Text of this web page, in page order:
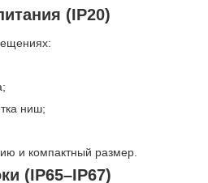
(IP20)
ниш;
и компактный размер.
(IP65–IP67)